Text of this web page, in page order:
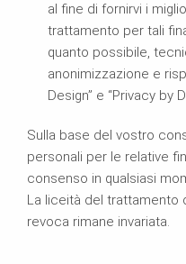
al fine di fornirvi i
trattamento per tali
quanto possibile,
anonimizzazione e
Design” e “Privacy by
Sulla base del vostro
personali per le relative
consenso in qualsiasi
La liceità del trattamento
revoca rimane invariata.